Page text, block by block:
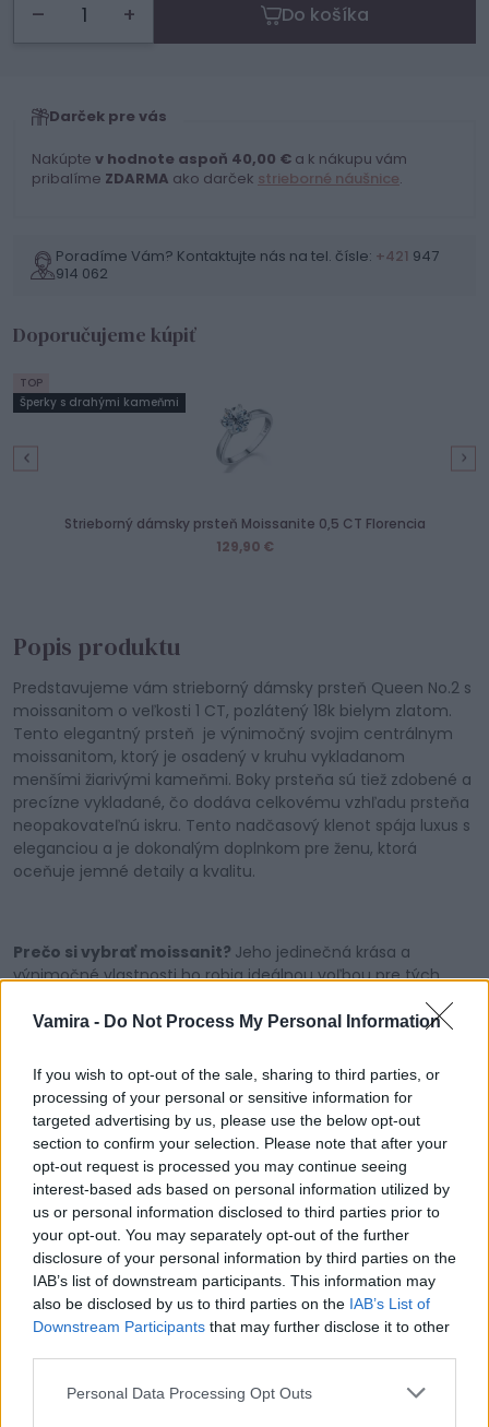
Vamira - Do Not Process My Personal Information
If you wish to opt-out of the sale, sharing to third parties, or
processing of your personal or sensitive information for
targeted advertising by us, please use the below opt-out
section to confirm your selection. Please note that after your
opt-out request is processed you may continue seeing
interest-based ads based on personal information utilized by
us or personal information disclosed to third parties prior to
your opt-out. You may separately opt-out of the further
disclosure of your personal information by third parties on the
IAB’s list of downstream participants. This information may
also be disclosed by us to third parties on the IAB’s List of
Downstream Participants that may further disclose it to other
Personal Data Processing Opt Outs
– + Do košíka
Darček pre vás
Nakúpte v hodnote aspoň 40,00 € a k nákupu vám
pribalíme ZDARMA ako darček strieborné náušnice.
Poradíme Vám? Kontaktujte nás na tel. čísle: +421 947
914 062
Doporučujeme kúpiť
TOP
Šperky s drahými kameňmi
Strieborný dámsky prsteň Moissanite 0,5 CT Florencia
129,90 €
Popis produktu
Predstavujeme vám strieborný dámsky prsteň Queen No.2 s
moissanitom o veľkosti 1 CT, pozlátený 18k bielym zlatom.
Tento elegantný prsteň je výnimočný svojim centrálnym
moissanitom, ktorý je osadený v kruhu vykladanom
menšími žiarivými kameňmi. Boky prsteňa sú tiež zdobené a
precízne vykladané, čo dodáva celkovému vzhľadu prsteňa
neopakovateľnú iskru. Tento nadčasový klenot spája luxus s
eleganciou a je dokonalým doplnkom pre ženu, ktorá
oceňuje jemné detaily a kvalitu.
Prečo si vybrať moissanit? Jeho jedinečná krása a
výnimočné vlastnosti ho robia ideálnou voľbou pre tých,
cenovo dostupnom
luxuse.
žiarom a jasom nijako nelíši od diamantu, no ponúka oveľa
väčšiu hodnotu za vaše peniaze. Vďaka svojej tvrdosti a
odolnosti je moissanit ideálnou voľbou pre zásnubné
prstene, ktoré vydržia celoživotné nosenie a budú stále žiariť
ako nové.
Výhody Moissanitu:
Brilantný lesk:Moissanit má podobný lesk ako
diamant, čo mu dáva nádherný a výrazný vzhľad.
Odolnosť:Je veľmi odolný a tvrdý kameň, čo z neho
zásnubných prstienkoch.
Moissanit je cenovo výhodnejší